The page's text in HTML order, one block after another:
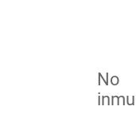
No